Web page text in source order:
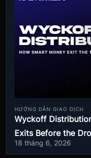
HƯỚNG DẪN GIAO DỊCH
Wyckoff
Exits Before the
18 tháng 6, 2026